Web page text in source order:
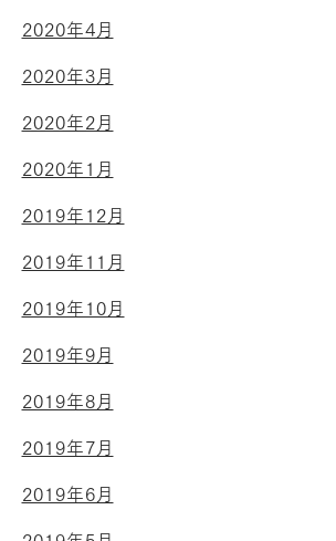
2020年4月
2020年3月
2020年2月
2020年1月
2019年12月
2019年11月
2019年10月
2019年9月
2019年8月
2019年7月
2019年6月